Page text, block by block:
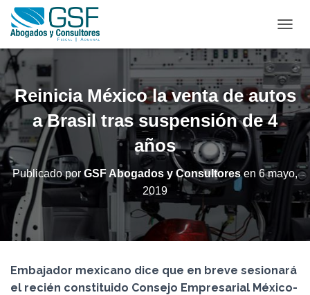
A
M
B
I
A
R
M
D
A
C
Reinicia México la venta de autos
a Brasil tras suspensión de 4
años
Publicado por GSF Abogados y Consultoresen 6 mayo,
2019
Embajador mexicano dice que en breve sesionará
el recién constituido Consejo Empresarial México-